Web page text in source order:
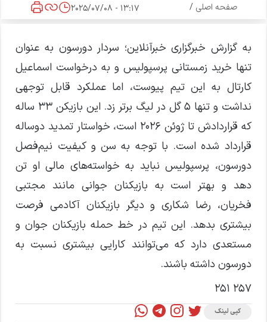
صفحه اصلی /
13:17 - 2025/07/08
به گزارش خبرگزاری خبرآنلاین؛ سردار دورسون به عنوان
تنها خرید زمستانی پرسپولیس و به درخواست اسماعیل
کارتال به این تیم پیوست، اما عملکرد قابل توجهی
نداشت و تنها ۵ گل در لیگ برتر زد. این بازیکن ۳۳ ساله
که قراردادش تا ژوئن ۲۰۲۶ است، خواستار تمدید دوساله
قرارداد شده است. با توجه به سن و کیفیت نیم‌فصل
دورسون، پرسپولیس نباید به خواسته‌های مالی او تن
دهد و بهتر است به بازیکنان جوانی مانند مجتبی
فخریان، رضا شکاری و دیگر بازیکنان آکادمی فرصت
بیشتری بدهد. این تیم در خط حمله بازیکنان جوان و
مستعدی دارد که می‌توانند کارایی بیشتری نسبت به
دورسون داشته باشند.
257 251
کپی لینک